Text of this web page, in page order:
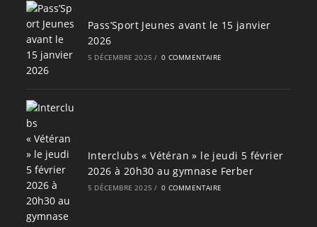
Pass’Sport Jeunes avant le 15 janvier
2026
5 DÉCEMBRE 2025 / 0 COMMENTAIRE
Interclubs « Vétéran » le jeudi 5 février
2026 à 20h30 au gymnase Ferber
5 DÉCEMBRE 2025 / 0 COMMENTAIRE